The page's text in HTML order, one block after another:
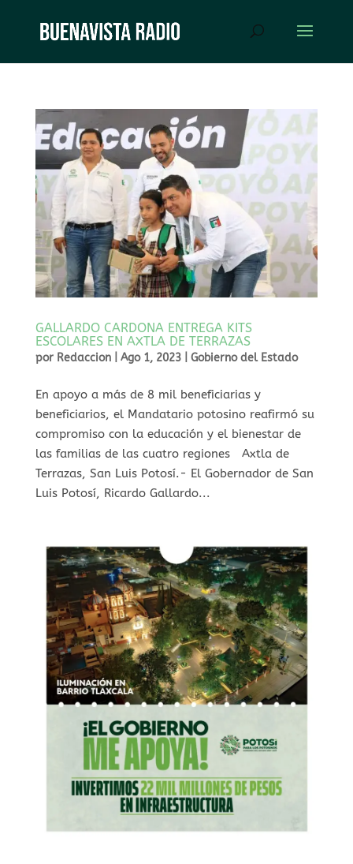
GALLARDO CARDONA ENTREGA KITS
ESCOLARES EN AXTLA DE TERRAZAS
por Redaccion| Ago 1, 2023| Gobierno del Estado
En apoyo a más de 8 mil beneficiarias y
beneficiarios, el Mandatario potosino reafirmó su
compromiso con la educación y el bienestar de
las familias de las cuatro regiones Axtla de
Terrazas, San Luis Potosí.- El Gobernador de San
Luis Potosí, Ricardo Gallardo...